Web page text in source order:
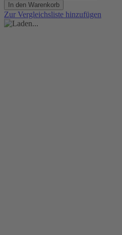
In den Warenkorb
Zur Vergleichsliste hinzufügen